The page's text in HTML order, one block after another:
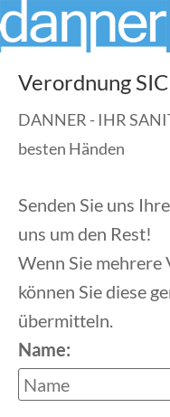
Verordnung
DANNER - IHR
besten Händen
Senden Sie uns
uns um den Rest!
Wenn Sie mehrere
können Sie diese
übermitteln.
Name: